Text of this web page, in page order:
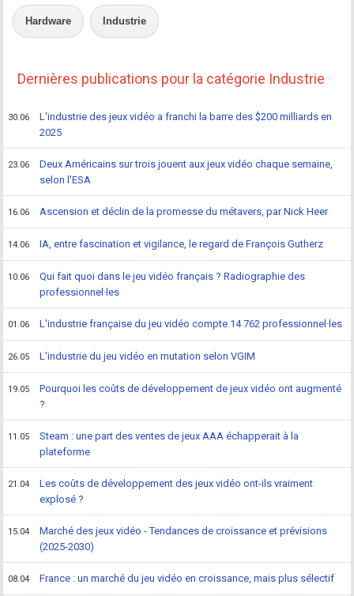
Hardware Industrie
Dernières publications pour la catégorie Industrie
30.06
L'industrie des jeux vidéo a franchi la barre des $200 milliards en
2025
23.06
Deux Américains sur trois jouent aux jeux vidéo chaque semaine,
selon l'ESA
16.06 Ascension et déclin de la promesse du métavers, par Nick Heer
14.06 IA, entre fascination et vigilance, le regard de François Gutherz
10.06
Qui fait quoi dans le jeu vidéo français ? Radiographie des
professionnel·les
01.06 L'industrie française du jeu vidéo compte 14 762 professionnel·les
26.05 L'industrie du jeu vidéo en mutation selon VGIM
19.05
Pourquoi les coûts de développement de jeux vidéo ont augmenté
?
11.05
Steam : une part des ventes de jeux AAA échapperait à la
plateforme
21.04
Les coûts de développement des jeux vidéo ont-ils vraiment
explosé ?
15.04
Marché des jeux vidéo - Tendances de croissance et prévisions
(2025-2030)
08.04 France : un marché du jeu vidéo en croissance, mais plus sélectif